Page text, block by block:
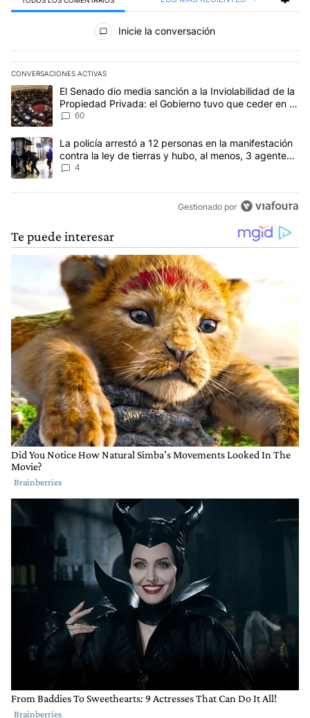
Todos los comentarios
Inicie la conversación
CONVERSACIONES ACTIVAS
Este listado muestra los artículos con más comentarios en los
Un artículo de tendencia con el título "El Senado dio media
El Senado dio media sanción a la Inviolabilidad de la
Propiedad Privada: el Gobierno tuvo que ceder en la
Ley del Manejo del Fuego
60
Un artículo de tendencia con el título "La policía arrestó a 12
La policía arrestó a 12 personas en la manifestación
contra la ley de tierras y hubo, al menos, 3 agentes
heridos
4
Gestionado por